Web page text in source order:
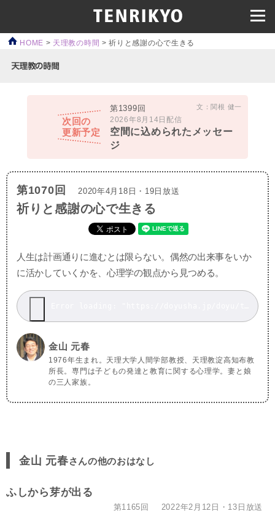
HOME > 天理教の時間 >祈りと感謝の心で生きる
次回の
更新予定
第1399回
2026年8月14日配信
空間に込められたメッセー
ジ
文：関根 健一
第1070回 2020年4月18日・19日放送
祈りと感謝の心で生きる
人生は計画通りに進むとは限らない。偶然の出来事をいか
に活かしていくかを、心理学の観点から見つめる。
金山 元春
1976年生まれ。天理大学人間学部教授、天理教淀高知布教
所長。専門は子どもの発達と教育に関する心理学。妻と娘
の三人家族。
金山 元春さんの他のおはなし
ふしから芽が出る
第1165回 2022年2月12日・13日放送